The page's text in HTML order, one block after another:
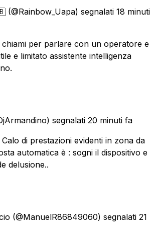
(@Rainbow_Uapa) segnalati 18 minuti
chiami per parlare con un operatore e
e limitato assistente intelligenza
segnalati 20 minuti fa
di prestazioni evidenti in zona da
automatica è : sogni il dispositivo e
delusione..
(@ManuelR86849060) segnalati 21